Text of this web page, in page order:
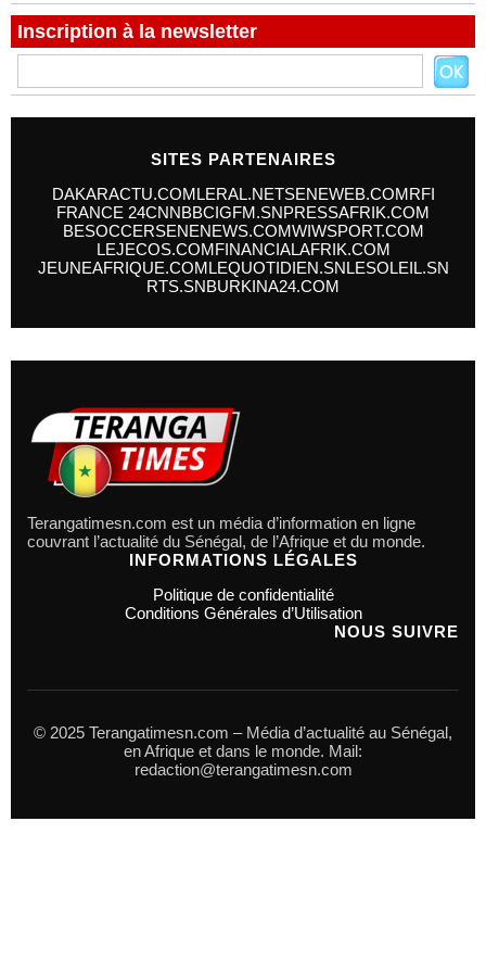
Inscription à la newsletter
SITES PARTENAIRES
DAKARACTU.COMLERAL.NETSENEWEB.COMRFI
FRANCE 24CNNBBCIGFM.SNPRESSAFRIK.COM
BESOCCERSENENEWS.COMWIWSPORT.COM
LEJECOS.COMFINANCIALAFRIK.COM
JEUNEAFRIQUE.COMLEQUOTIDIEN.SNLESOLEIL.SN
RTS.SNBURKINA24.COM
Terangatimesn.com est un média d’information en ligne
couvrant l’actualité du Sénégal, de l’Afrique et du monde.
INFORMATIONS LÉGALES
Politique de confidentialité
Conditions Générales d’Utilisation
NOUS SUIVRE
© 2025 Terangatimesn.com – Média d’actualité au Sénégal,
en Afrique et dans le monde. Mail:
redaction@terangatimesn.com